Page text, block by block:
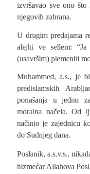
izvršavao sve ono
njegovih zabrana.
U drugim predajama
alejhi ve sellem: “Ja
(usavršim) plemeniti
Muhammed, a.s., je
predislamskih
ponašanja u jednu
moralna načela. Od
načinio je zajednicu
do Sudnjeg dana.
Poslanik, a.s.v.s.,
hizmećar Allahova